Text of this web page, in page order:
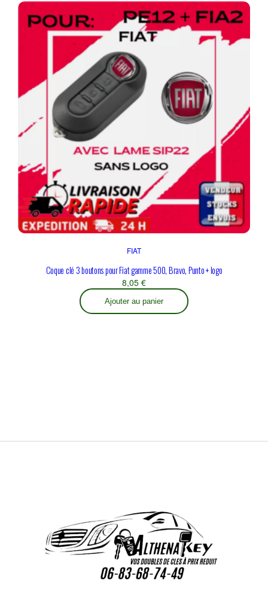
FIAT
Coque clé 3 boutons pour Fiat gamme 500, Bravo, Punto + logo
8,05 €
Ajouter au panier